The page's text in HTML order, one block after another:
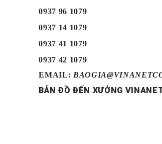
0937 96 1079
0937 14 1079
0937 41 1079
0937 42 1079
EMAIL:
BẢN ĐỒ ĐẾN XƯỞNG